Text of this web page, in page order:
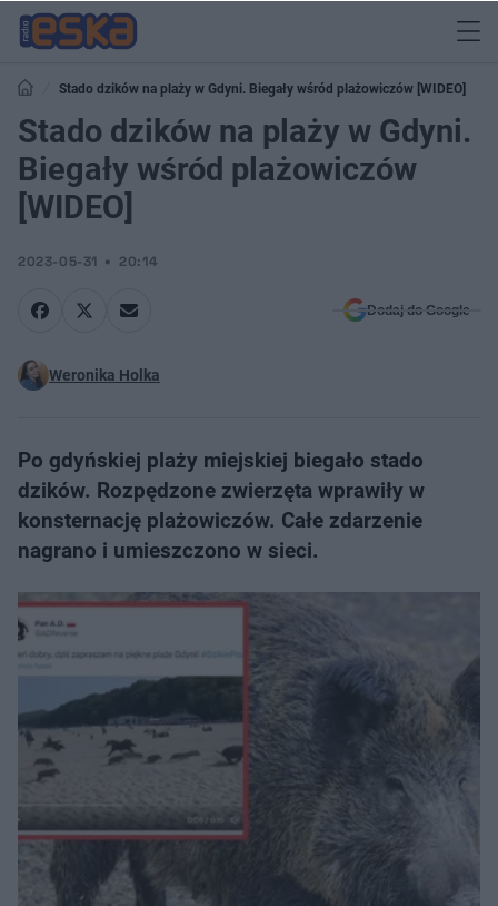
Stado dzików na plaży w Gdyni. Biegały wśród plażowiczów [WIDEO]
Stado dzików na plaży w Gdyni.
Biegały wśród plażowiczów
[WIDEO]
2023-05-31 20:14
Dodaj do Google
Weronika Holka
Po gdyńskiej plaży miejskiej biegało stado
dzików. Rozpędzone zwierzęta wprawiły w
konsternację plażowiczów. Całe zdarzenie
nagrano i umieszczono w sieci.